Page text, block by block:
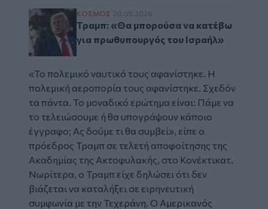
Τραμπ: «Θα μπορούσα να κατέβω για
ΚΟΣΜΟΣ 20.05.2026
Τραμπ: «Θα μπορούσα να κατέβω
για πρωθυπουργός του Ισραήλ»
«Το πολεμικό ναυτικό τους αφανίστηκε. Η
πολεμική αεροπορία τους αφανίστηκε. Σχεδόν
τα πάντα. Το μοναδικό ερώτημα είναι: Πάμε να
το τελειώσουμε ή θα υπογράψουν κάποιο
έγγραφο; Ας δούμε τι θα συμβεί», είπε ο
πρόεδρος Τραμπ σε τελετή αποφοίτησης της
Ακαδημίας της Ακτοφυλακής, στο Κονέκτικατ.
Νωρίτερα, ο Τραμπ είχε δηλώσει ότι δεν
βιάζεται να καταλήξει σε ειρηνευτική
συμφωνία με την Τεχεράνη. Ο Αμερικανός